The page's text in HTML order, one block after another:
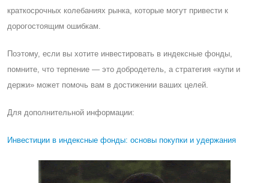
краткосрочных колебаниях рынка, которые могут привести к
дорогостоящим ошибкам.
Поэтому, если вы хотите инвестировать в индексные фонды,
помните, что терпение — это добродетель, а стратегия «купи и
держи» может помочь вам в достижении ваших целей.
Для дополнительной информации:
Инвестиции в индексные фонды: основы покупки и удержания